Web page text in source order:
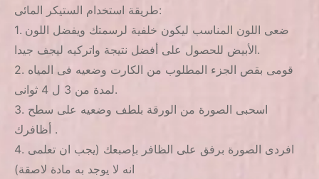
طريقة استخدام الستيكر المائى:
1. ضعى اللون المناسب ليكون خلفية لرسمتك ويفضل اللون
الأبيض للحصول على أفضل نتيجة واتركيه ليجف جيدا.
2. قومى بقص الجزء المطلوب من الكارت وضعيه فى المياه
لمدة من 3 ل 4 ثوانى.
3. اسحبى الصورة من الورقة بلطف وضعيه على سطح
أظافرك .
4. افردى الصورة برفق على الظافر بإصبعك (يجب ان تعلمى
انه لا يوجد به مادة لاصقة)